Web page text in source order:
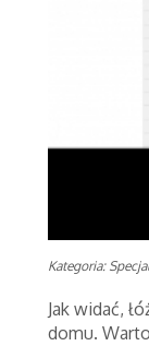
Kategoria:
Jak widać,
domu.